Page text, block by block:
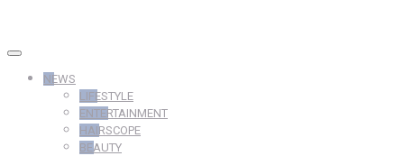
NEWS
LIFESTYLE
ENTERTAINMENT
HAIRSCOPE
BEAUTY